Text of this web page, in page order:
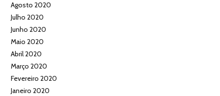
Agosto 2020
Julho 2020
Junho 2020
Maio 2020
Abril 2020
Março 2020
Fevereiro 2020
Janeiro 2020